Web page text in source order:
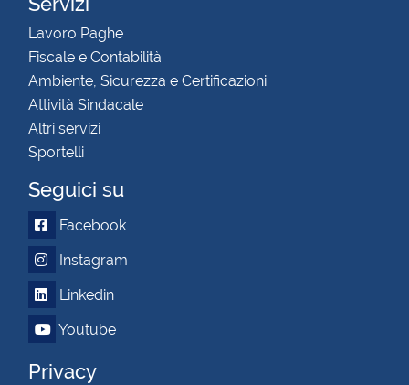
Lavoro Paghe
Fiscale e Contabilità
Ambiente, Sicurezza e Certificazioni
Attività Sindacale
Altri servizi
Sportelli
Seguici su
Facebook
Instagram
Linkedin
Youtube
Privacy